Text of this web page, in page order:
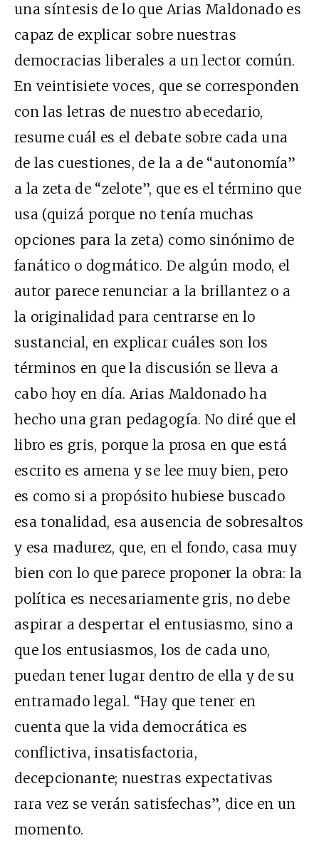
una síntesis de lo que Arias Maldonado es
capaz de explicar sobre nuestras
democracias liberales a un lector común.
En veintisiete voces, que se corresponden
con las letras de nuestro abecedario,
resume cuál es el debate sobre cada una
de las cuestiones, de la a de “autonomía”
a la zeta de “zelote”, que es el término que
usa (quizá porque no tenía muchas
opciones para la zeta) como sinónimo de
fanático o dogmático. De algún modo, el
autor parece renunciar a la brillantez o a
la originalidad para centrarse en lo
sustancial, en explicar cuáles son los
términos en que la discusión se lleva a
cabo hoy en día. Arias Maldonado ha
hecho una gran pedagogía. No diré que el
libro es gris, porque la prosa en que está
escrito es amena y se lee muy bien, pero
es como si a propósito hubiese buscado
esa tonalidad, esa ausencia de sobresaltos
y esa madurez, que, en el fondo, casa muy
bien con lo que parece proponer la obra: la
política es necesariamente gris, no debe
aspirar a despertar el entusiasmo, sino a
que los entusiasmos, los de cada uno,
puedan tener lugar dentro de ella y de su
entramado legal. “Hay que tener en
cuenta que la vida democrática es
conflictiva, insatisfactoria,
decepcionante; nuestras expectativas
rara vez se verán satisfechas”, dice en un
momento.